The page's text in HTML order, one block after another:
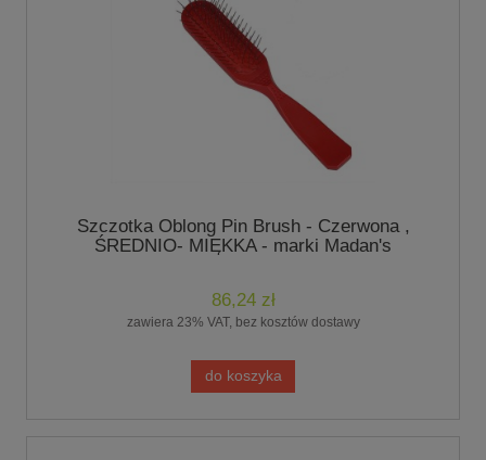
Szczotka Oblong Pin Brush - Czerwona ,
ŚREDNIO- MIĘKKA - marki Madan's
86,24 zł
zawiera 23% VAT, bez kosztów dostawy
do koszyka